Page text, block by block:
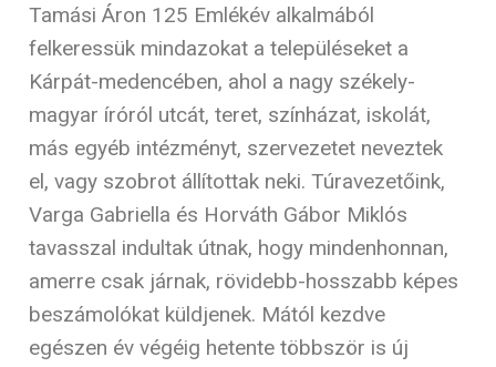
Tamási Áron 125 Emlékév alkalmából
felkeressük mindazokat a településeket a
Kárpát-medencében, ahol a nagy székely-
magyar íróról utcát, teret, színházat, iskolát,
más egyéb intézményt, szervezetet neveztek
el, vagy szobrot állítottak neki. Túravezetőink,
Varga Gabriella és Horváth Gábor Miklós
tavasszal indultak útnak, hogy mindenhonnan,
amerre csak járnak, rövidebb-hosszabb képes
beszámolókat küldjenek. Mától kezdve
egészen év végéig hetente többször is új